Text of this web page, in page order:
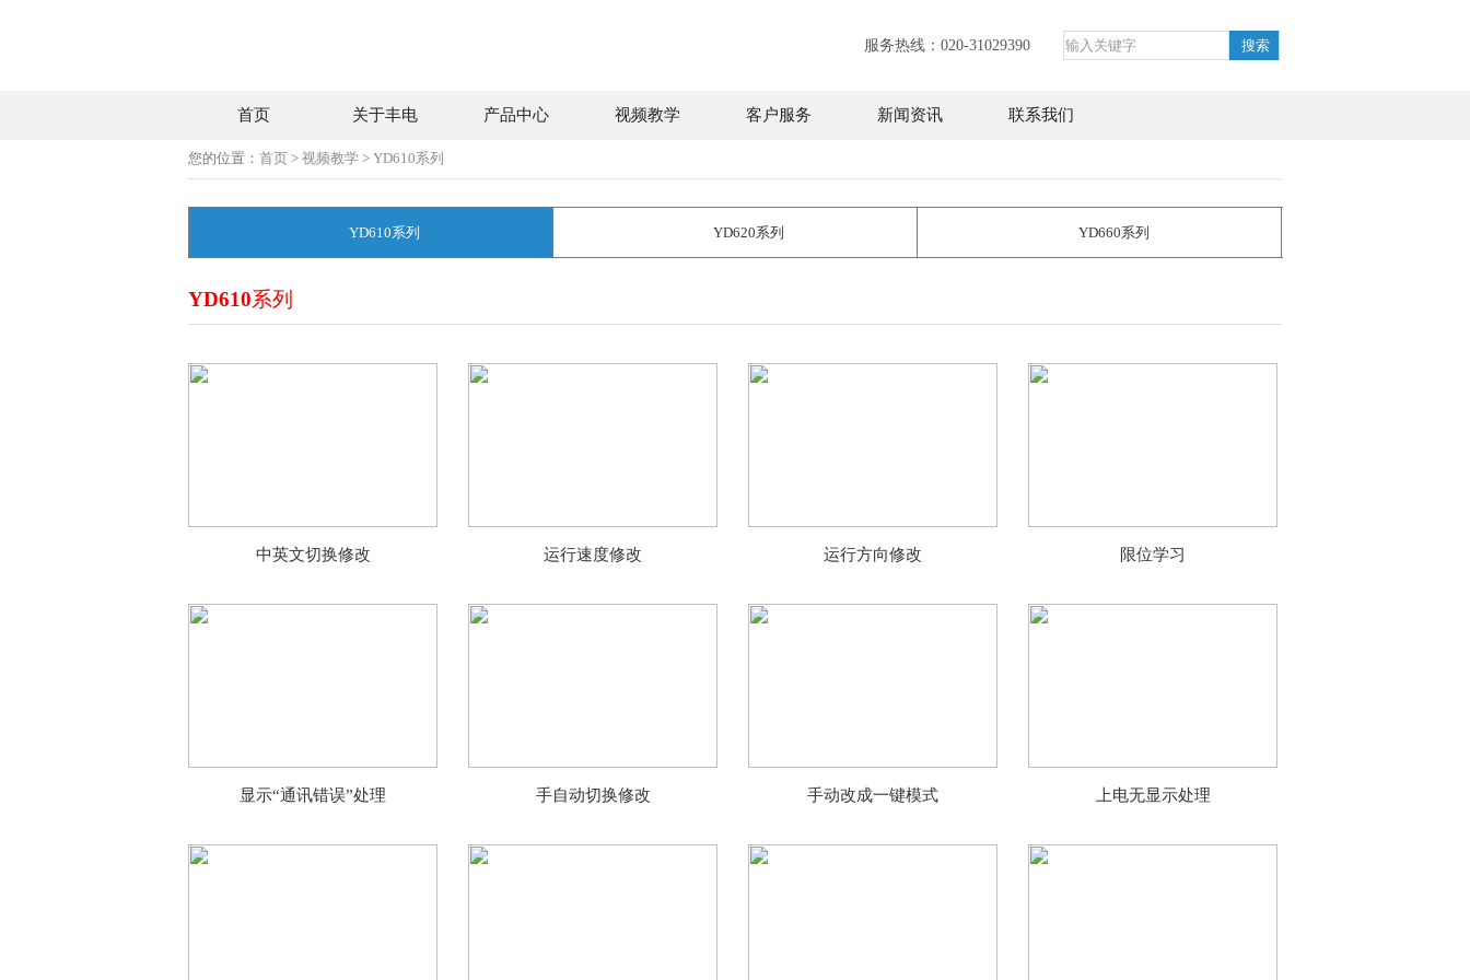
服务热线：020-31029390
首页 关于丰电 产品中心 视频教学 客户服务 新闻资讯 联系我们
您的位置： 首页 > 视频教学 > YD610系列
YD610系列 YD620系列 YD660系列
YD610系列
中英文切换修改 运行速度修改 运行方向修改 限位学习
显示“通讯错误”处理 手自动切换修改 手动改成一键模式 上电无显示处理